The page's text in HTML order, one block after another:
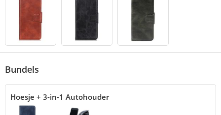
Bundels
Hoesje + 3-in-1 Autohouder